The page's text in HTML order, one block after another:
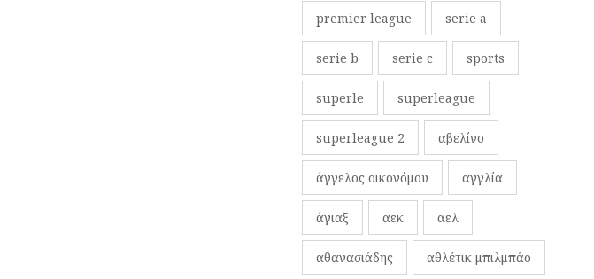
premier league serie a
serie b serie c sports
superle superleague
superleague 2 αβελίνο
άγγελος οικονόμου αγγλία
άγιαξ αεκ αελ
αθανασιάδης αθλέτικ μπιλμπάο